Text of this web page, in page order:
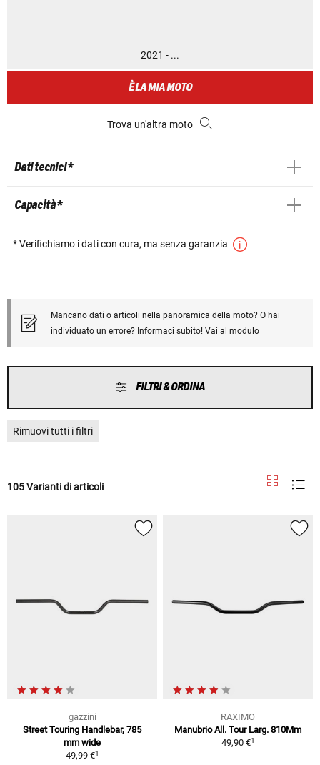
2021 - ...
È LA MIA MOTO
Trova un'altra moto
Dati tecnici *
Capacità *
* Verifichiamo i dati con cura, ma senza garanzia
Mancano dati o articoli nella panoramica della moto? O hai
individuato un errore? Informaci subito! Vai al modulo
FILTRI & ORDINA
Rimuovi tutti i filtri
105 Varianti di articoli
gazzini
Street Touring Handlebar, 785
mm wide
49,99 €1
RAXIMO
Manubrio All. Tour Larg. 810Mm
49,90 €1